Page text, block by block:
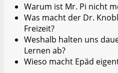
Warum ist Mr. Pi nicht
Was macht der Dr.
Freizeit?
Weshalb halten uns
Lernen ab?
Wieso macht Epäd